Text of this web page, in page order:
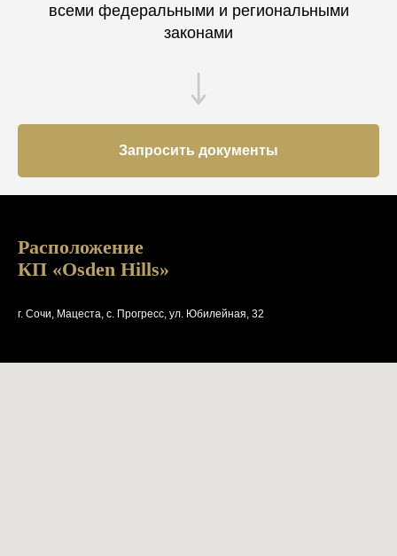
всеми федеральными и региональными
законами
Запросить документы
Расположение
КП «Osden Hills»
г. Сочи, Мацеста, с. Прогресс, ул. Юбилейная, 32